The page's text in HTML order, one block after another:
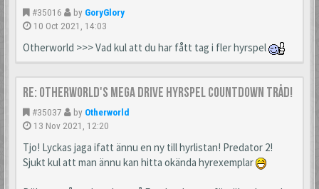
#35016 by GoryGlory
10 Oct 2021, 14:03
Otherworld >>> Vad kul att du har fått tag i fler hyrspel
Re: Otherworld's Mega Drive Hyrspel Countdown Tråd!
#35037 by Otherworld
13 Nov 2021, 12:20
Tjo! Lyckas jaga ifatt ännu en ny till hyrlistan! Predator 2!
Sjukt kul att man ännu kan hitta okända hyrexemplar